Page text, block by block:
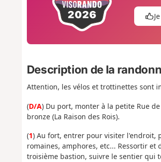
Description de la
Attention, les vélos et trottinettes sont
(D/A) Du port, monter à la petite Rue
bronze (La Raison des Rois).
(1) Au fort, entrer pour visiter l'endroit,
romaines, amphores, etc... Ressortir
troisième bastion, suivre le sentier qui